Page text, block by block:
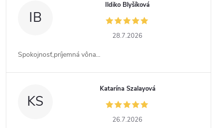
IB
Ildiko Blyšíková
28.7.2026
Spokojnosť,príjemná vôna...
KS
Katarína Szalayová
26.7.2026